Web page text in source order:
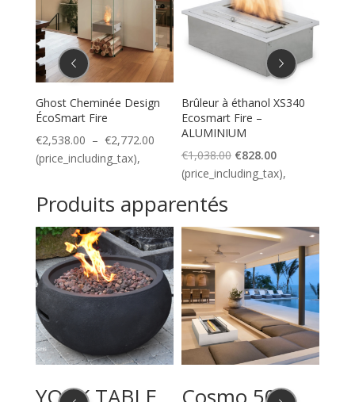
Ghost Cheminée Design
ÉcoSmart Fire
€2,538.00 – €2,772.00Plage
à
€2,772.00
(price_including_tax),
Brûleur à éthanol XS340
Ecosmart Fire –
ALUMINIUM
€1,038.00 Le
prix
€1,038.00.
€828.00Le
prix
€828.00.
(price_including_tax),
Produits apparentés